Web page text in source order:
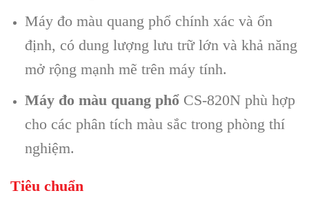
Máy đo màu quang phổ chính xác và ổn
định, có dung lượng lưu trữ lớn và khả năng
mở rộng mạnh mẽ trên máy tính.
Máy đo màu quang phổ CS-820N phù hợp
cho các phân tích màu sắc trong phòng thí
nghiệm.
Tiêu chuẩn